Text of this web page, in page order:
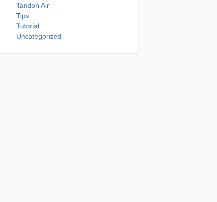
Tandon Air
Tips
Tutorial
Uncategorized